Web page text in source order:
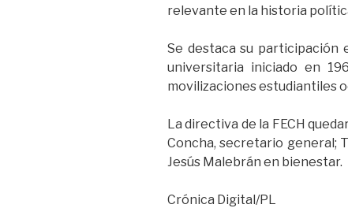
relevante en la historia
Se destaca su participación
universitaria iniciado en
movilizaciones estudiantiles
La directiva de la FECH
Concha, secretario general;
Jesús Malebrán en bienestar.
Crónica Digital/PL